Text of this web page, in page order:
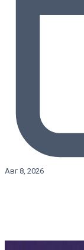
Авг 8, 2026